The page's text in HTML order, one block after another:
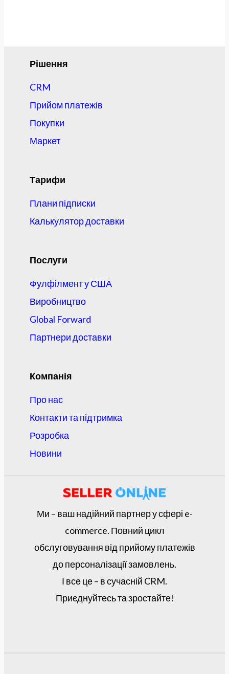
Рішення
CRM
Прийом платежів
Покупки
Маркет
Тарифи
Плани підписки
Калькулятор доставки
Послуги
Фулфілмент у США
Виробництво
Global Forward
Партнери доставки
Компанія
Про нас
Контакти та підтримка
Розробка
Новини
Ми – ваш надійний партнер у сфері e-
commerce. Повний цикл
обслуговування від прийому платежів
до персоналізації замовлень.
І все це – в сучасній CRM.
Приєднуйтесь та зростайте!